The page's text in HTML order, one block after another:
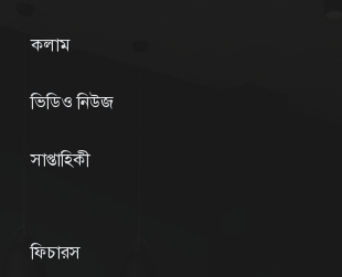
কলাম
ভিডিও নিউজ
সাপ্তাহিকী
ফিচারস